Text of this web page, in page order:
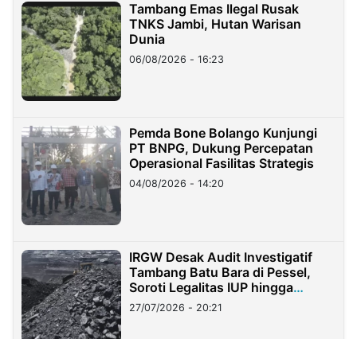
Tambang Emas Ilegal Rusak
TNKS Jambi, Hutan Warisan
Dunia
06/08/2026 - 16:23
Pemda Bone Bolango Kunjungi
PT BNPG, Dukung Percepatan
Operasional Fasilitas Strategis
04/08/2026 - 14:20
IRGW Desak Audit Investigatif
Tambang Batu Bara di Pessel,
Soroti Legalitas IUP hingga
Stockpile
27/07/2026 - 20:21